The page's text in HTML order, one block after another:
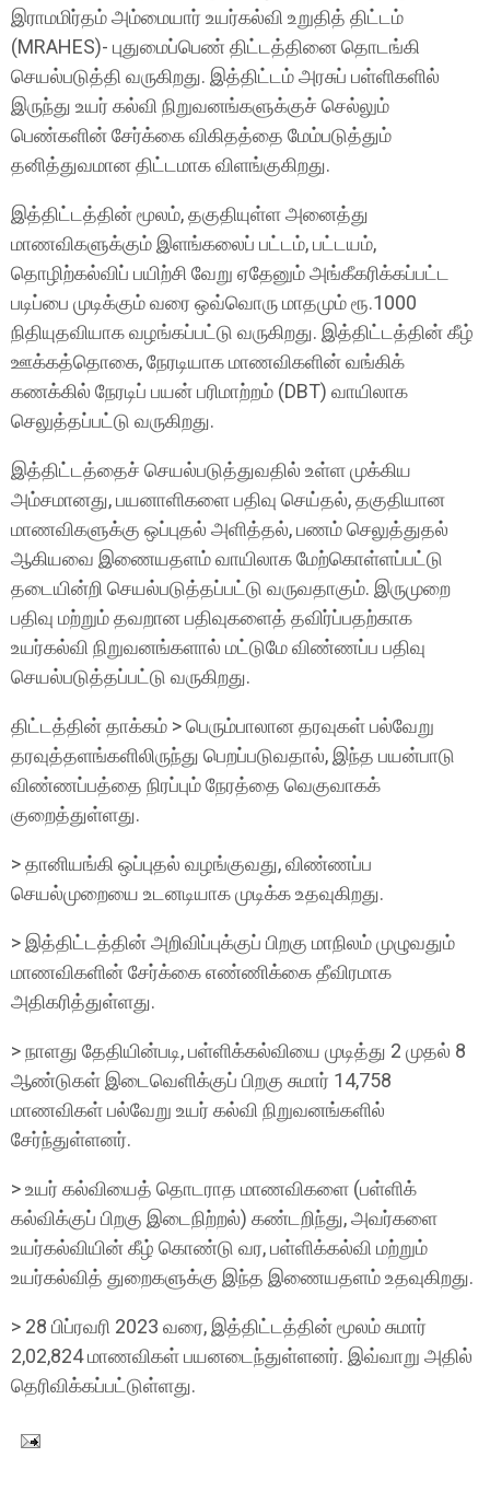
இராமமிர்தம் அம்மையார் உயர்கல்வி உறுதித் திட்டம்
(MRAHES)- புதுமைப்பெண் திட்டத்தினை தொடங்கி
செயல்படுத்தி வருகிறது. இத்திட்டம் அரசுப் பள்ளிகளில்
இருந்து உயர் கல்வி நிறுவனங்களுக்குச் செல்லும்
பெண்களின் சேர்க்கை விகிதத்தை மேம்படுத்தும்
தனித்துவமான திட்டமாக விளங்குகிறது.
இத்திட்டத்தின் மூலம், தகுதியுள்ள அனைத்து
மாணவிகளுக்கும் இளங்கலைப் பட்டம், பட்டயம்,
தொழிற்கல்விப் பயிற்சி வேறு ஏதேனும் அங்கீகரிக்கப்பட்ட
படிப்பை முடிக்கும் வரை ஒவ்வொரு மாதமும் ரூ.1000
நிதியுதவியாக வழங்கப்பட்டு வருகிறது. இத்திட்டத்தின் கீழ்
ஊக்கத்தொகை, நேரடியாக மாணவிகளின் வங்கிக்
கணக்கில் நேரடிப் பயன் பரிமாற்றம் (DBT) வாயிலாக
செலுத்தப்பட்டு வருகிறது.
இத்திட்டத்தைச் செயல்படுத்துவதில் உள்ள முக்கிய
அம்சமானது, பயனாளிகளை பதிவு செய்தல், தகுதியான
மாணவிகளுக்கு ஒப்புதல் அளித்தல், பணம் செலுத்துதல்
ஆகியவை இணையதளம் வாயிலாக மேற்கொள்ளப்பட்டு
தடையின்றி செயல்படுத்தப்பட்டு வருவதாகும். இருமுறை
பதிவு மற்றும் தவறான பதிவுகளைத் தவிர்ப்பதற்காக
உயர்கல்வி நிறுவனங்களால் மட்டுமே விண்ணப்ப பதிவு
செயல்படுத்தப்பட்டு வருகிறது.
திட்டத்தின் தாக்கம் > பெரும்பாலான தரவுகள் பல்வேறு
தரவுத்தளங்களிலிருந்து பெறப்படுவதால், இந்த பயன்பாடு
விண்ணப்பத்தை நிரப்பும் நேரத்தை வெகுவாகக்
குறைத்துள்ளது.
> தானியங்கி ஒப்புதல் வழங்குவது, விண்ணப்ப
செயல்முறையை உடனடியாக முடிக்க உதவுகிறது.
> இத்திட்டத்தின் அறிவிப்புக்குப் பிறகு மாநிலம் முழுவதும்
மாணவிகளின் சேர்க்கை எண்ணிக்கை தீவிரமாக
அதிகரித்துள்ளது.
> நாளது தேதியின்படி, பள்ளிக்கல்வியை முடித்து 2 முதல் 8
ஆண்டுகள் இடைவெளிக்குப் பிறகு சுமார் 14,758
மாணவிகள் பல்வேறு உயர் கல்வி நிறுவனங்களில்
சேர்ந்துள்ளனர்.
> உயர் கல்வியைத் தொடராத மாணவிகளை (பள்ளிக்
கல்விக்குப் பிறகு இடைநிற்றல்) கண்டறிந்து, அவர்களை
உயர்கல்வியின் கீழ் கொண்டு வர, பள்ளிக்கல்வி மற்றும்
உயர்கல்வித் துறைகளுக்கு இந்த இணையதளம் உதவுகிறது.
> 28 பிப்ரவரி 2023 வரை, இத்திட்டத்தின் மூலம் சுமார்
2,02,824 மாணவிகள் பயனடைந்துள்ளனர். இவ்வாறு அதில்
தெரிவிக்கப்பட்டுள்ளது.